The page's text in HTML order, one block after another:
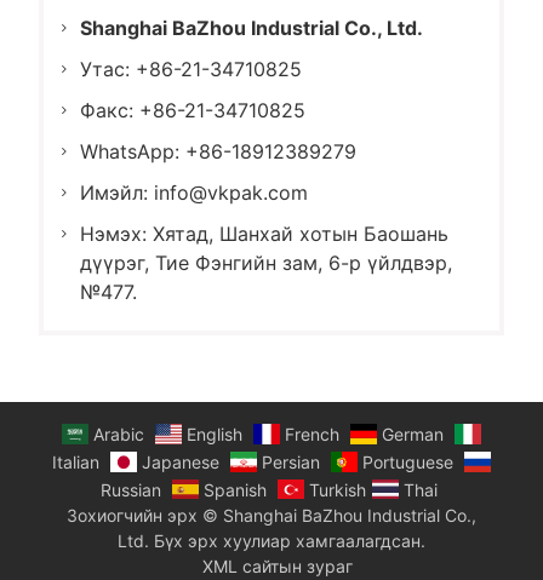
Shanghai BaZhou Industrial Co., Ltd.
Утас: +86-21-34710825
Факс: +86-21-34710825
WhatsApp: +86-18912389279
Имэйл: info@vkpak.com
Нэмэх: Хятад, Шанхай хотын Баошань
дүүрэг, Тие Фэнгийн зам, 6-р үйлдвэр,
№477.
Arabic English French
German
Italian
Japanese Persian
Portuguese
Russian
Spanish Turkish
Thai
Зохиогчийн эрх © Shanghai BaZhou Industrial Co.,
Ltd. Бүх эрх хуулиар хамгаалагдсан.
XML сайтын зураг